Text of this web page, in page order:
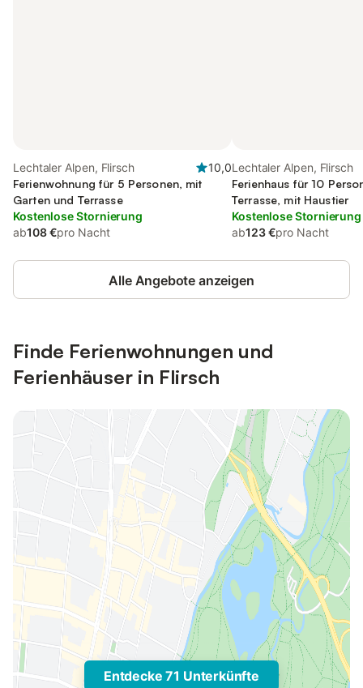
Lechtaler Alpen, Flirsch
10,0
Ferienwohnung für 5 Personen, mit
Garten und Terrasse
Kostenlose Stornierung
ab108 €pro Nacht
Lechtaler Alpen, Flirsch
Ferienhaus für 10
Terrasse, mit Haustier
Kostenlose Stornierung
ab123 €pro Nacht
Alle Angebote anzeigen
Finde Ferienwohnungen und
Ferienhäuser in Flirsch
Entdecke 71 Unterkünfte